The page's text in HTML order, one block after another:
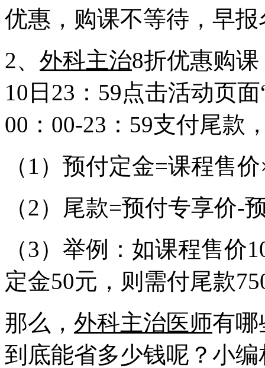
优惠，购课不等待，早
2、 外科主治8折优惠购
10日23：59点击活动页
00：00-23：59支付尾款
（1）预付定金=课程售
（2）尾款=预付专享价-
（3）举例：如课程售价
定金50元，则需付尾款
那么， 外科主治医师有哪
到底能省多少钱呢？小